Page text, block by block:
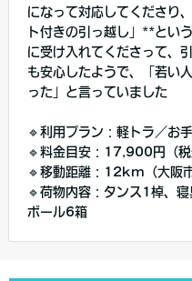
になって対応してくださり
ト付きの引っ越し」**とい
に受け入れてくださって、
も安心したようで、「若い
った」と言っていました
🔹利用プラン：軽トラ／お
🔹料金目安：17,900円（税
🔹移動距離：12km（大阪市
🔹荷物内容：タンス1棹、
ボール6箱